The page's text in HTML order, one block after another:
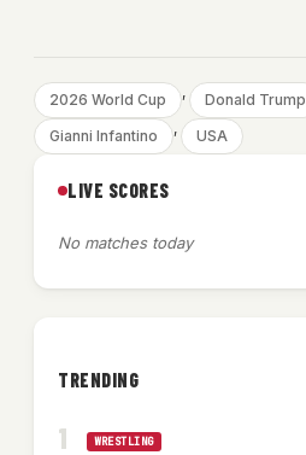
2026 World Cup , Donald Trump
Gianni Infantino , USA
LIVE SCORES
No matches today
TRENDING
WRESTLING